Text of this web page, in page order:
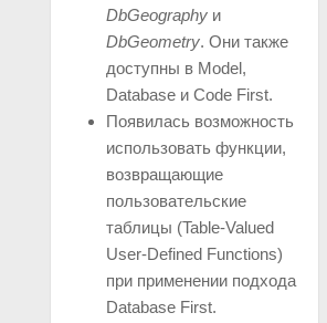
DbGeographyи
DbGeometry. Они также
доступны в Model,
Database и Code First.
Появилась возможность
использовать функции,
возвращающие
пользовательские
таблицы (Table-Valued
User-Defined Functions)
при применении подхода
Database First.